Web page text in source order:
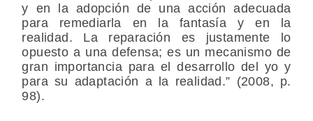
y en la adopción de una acción adecuada
para remediarla en la fantasía y en la
realidad. La reparación es justamente lo
opuesto a una defensa; es un mecanismo de
gran importancia para el desarrollo del yo y
para su adaptación a la realidad.” (2008, p.
98).